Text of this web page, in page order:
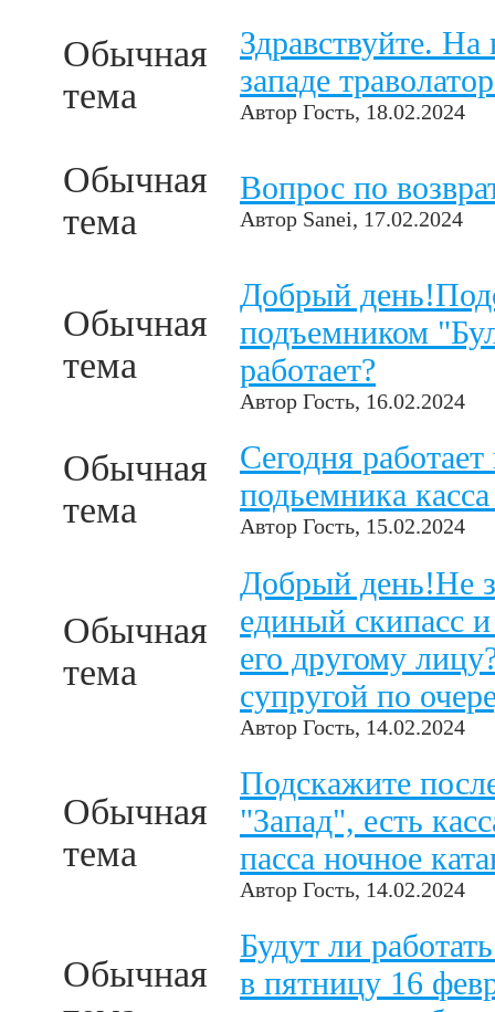
Обычная
тема
Здравствуйте. На
западе
Автор Гость, 18.02.2024
Обычная
тема
Вопрос по
Автор Sanei, 17.02.2024
Обычная
тема
Добрый
подъемником
работает?
Автор Гость, 16.02.2024
Обычная
тема
Сегодня
подьемника
Автор Гость, 15.02.2024
Обычная
тема
Добрый день!Не
единый скипасс
его другому
супругой по
Автор Гость, 14.02.2024
Обычная
тема
Подскажите
"Запад", есть
пасса ночное
Автор Гость, 14.02.2024
Обычная
Будут ли
в пятницу 16